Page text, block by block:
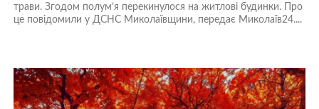
трави. Згодом полум’я перекинулося на житлові будинки. Про
це повідомили у ДСНС Миколаївщини, передає Миколаїв24....